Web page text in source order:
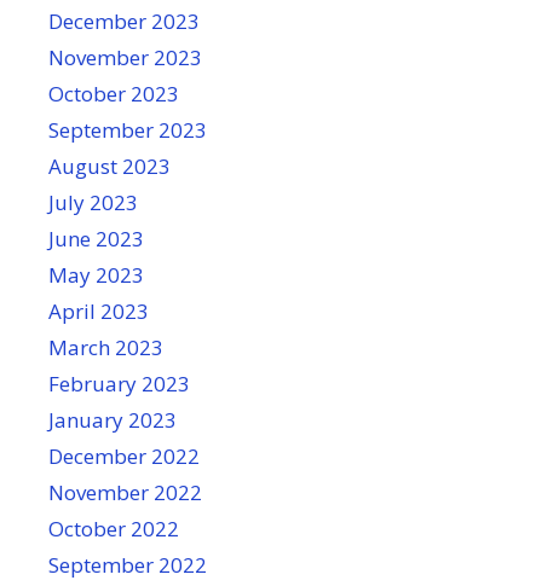
December 2023
November 2023
October 2023
September 2023
August 2023
July 2023
June 2023
May 2023
April 2023
March 2023
February 2023
January 2023
December 2022
November 2022
October 2022
September 2022